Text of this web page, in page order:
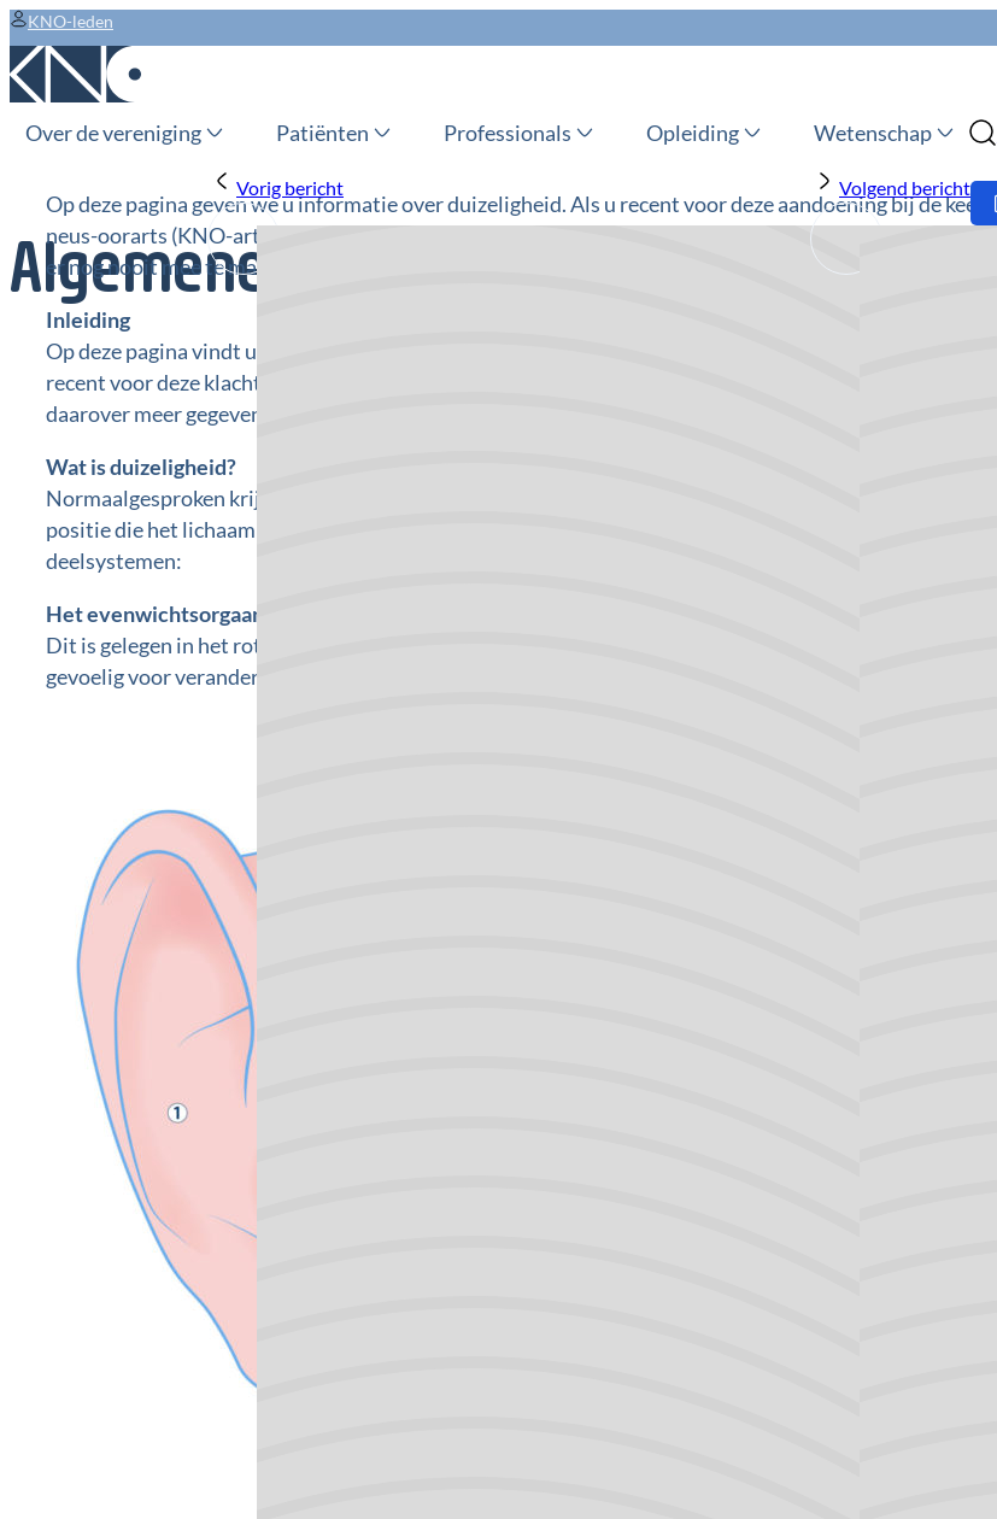
KNO-leden
Over de vereniging Patiënten Professionals Opleiding Wetenschap
Algemene informatie over duizeligheid
Op deze pagina geven we u informatie over duizeligheid. Als u recent voor deze aandoening bij de keel-
neus-oorarts (KNO-arts) bent geweest, dan kunt u op deze plaats daarover meer gegevens lezen. Hebt u
er nog nooit mee te maken gehad, maar wilt u er wat meer over weten, dan geldt hetzelfde.
Inleiding
Op deze pagina vindt u algemene informatie over duizeligheid en daarbij behorende klachten. Als u
recent voor deze klacht bij een keel-neus-oorarts (KNO-arts) bent geweest, dan kunt u op deze plaats
daarover meer gegevens lezen.
Wat is duizeligheid?
Normaalgesproken krijgt ieder mens voortdurend informatie over de ruimte om zich heen en over de
positie die het lichaam daarbinnen aanneemt. Die informatie is afkomstig uit de volgende
deelsystemen:
Het evenwichtsorgaan
Dit is gelegen in het rotsbeen en vormt met het slakkenhuis het binnenoor. Het evenwichtsorgaan is
gevoelig voor veranderingen van de stand van het hoofd.
Vorig bericht Volgend bericht